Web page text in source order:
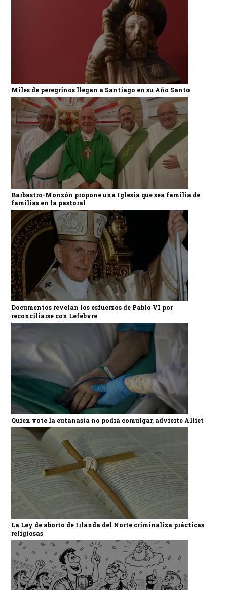
Miles de peregrinos llegan a Santiago en su Año Santo
Barbastro-Monzón propone una Iglesia que sea familia de
familias en la pastoral
Documentos revelan los esfuerzos de Pablo VI por
reconciliarse con Lefebvre
Quien vote la eutanasia no podrá comulgar, advierte Alliet
La Ley de aborto de Irlanda del Norte criminaliza prácticas
religiosas